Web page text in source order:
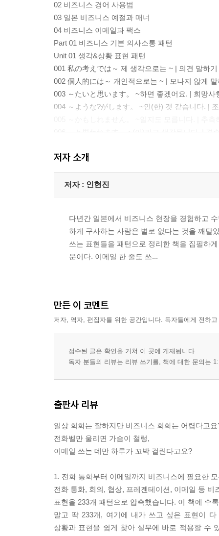
02 비즈니스 경어 사용법
03 일본 비즈니스 예절과 매너
04 비즈니스 이메일과 팩스
Part 01 비즈니스 기본 의사소통 패턴
Unit 01 생각&상황 표현 패턴
001 私の考えでは～ 제 생각으로는 ~ | 의견 말하기
002 個人的には～ 개인적으로는 ~ | 모나지 않게
003 ～たいと思います。 ~하면 좋겠어요. | 희망사
004 ～ような?がします。 ~인(한) 것 같습니다. |
006 ～と思われます。 ~(이)라고 생각됩니다. | 겸
008 私が申し上げたいのは～ 제가 말씀드리고 싶
009 ～た(だ)はずです。 ~했을 텐데요(틀림없이 ~
010 ～た(だ)つもりでしたが。 ~했다고 생각했
012 ～をお願いできますか。 ~을(를) 부탁드려도
013 ～を手?ってもらえますか。 ~을(를) 도와줄
014 ～て(で)くださいませんか。 ~해 주시지 않
015 ～て(で)いただけませんか。 ~해 주실 수 없
Unit 03 감정 표현 패턴
019 ～て(で)ありがとうございます。 ~(해 주셔)
020 ～て(で)助かりました。 ~(해 주셔)서 큰 도
021 ～に感謝します。 ~에(게) 감사드립니다. | 정
024 ～に?をつけます。 ~에 주의하겠습니다. | 반
026 お言葉にあまえて～ 감사한 마음으로(염치불
027 ～おめでとうございます。 ~축하드립니다. |
Unit 04 거절 & 보류 패턴
029 ?念ですが～ 유감스럽지만 ~ | 유감 표시하기
030 ～は困ります。 ~은(는) 곤란합니다. | 제지하
031 ～は難しいかと思います。 ~은(는) 어렵지
032 とてもじゃないですが～ 정말이지 ~ | 우회적
033 どうしても～できません。 도저히 ~할 수가
저자 소개
저자 : 인현진
다년간 일본에서 비즈니스 현장을 경험하고
하게 구사하는 사람은 별로 없다는 것을 깨달
쓰는 표현들을 패턴으로 정리한 책을 집필하
문이다. 이메일 한 줄도 쓰...
만든 이 코멘트
저자, 역자, 편집자를 위한 공간입니다. 독자들에게 전하
접수된 글은 확인을 거쳐 이 곳에 게재됩니다.
독자 분들의 리뷰는 리뷰 쓰기를, 책에 대한 문의는
출판사 리뷰
일상 회화는 잘하지만 비즈니스 회화는 어렵다고요
전화벨만 울리면 가슴이 철렁,
이메일 쓰는 데만 하루가 꼬박 걸린다고요?
1. 전화 통화부터 이메일까지 비즈니스에 필요한
전화 통화, 회의, 협상, 프레젠테이션, 이메일 등
표현을 233개 패턴으로 압축했습니다. 이 책에 수
말고 딱 233개, 여기에 내가 쓰고 싶은 표현이
상황과 표현을 쉽게 찾아 실무에 바로 적용할 수